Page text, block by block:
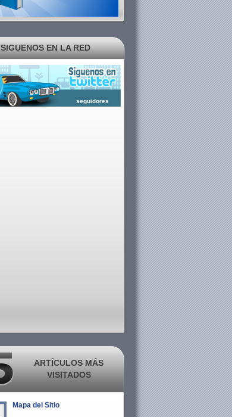
SIGUENOS EN LA RED
seguidores
ARTÍCULOS MÁS
VISITADOS
Mapa del Sitio